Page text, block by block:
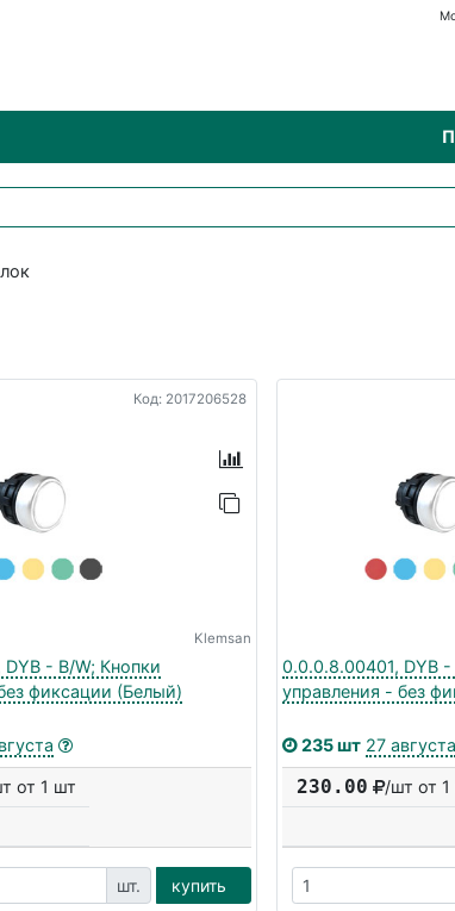
Код: 2017206528
Klemsan
- B/W; Кнопки
фиксации (Белый)
от 1 шт
шт. купить
0.0.0.8.00401, DYB -
управления - без
235 шт 27 августа
230.00 /шт от 1